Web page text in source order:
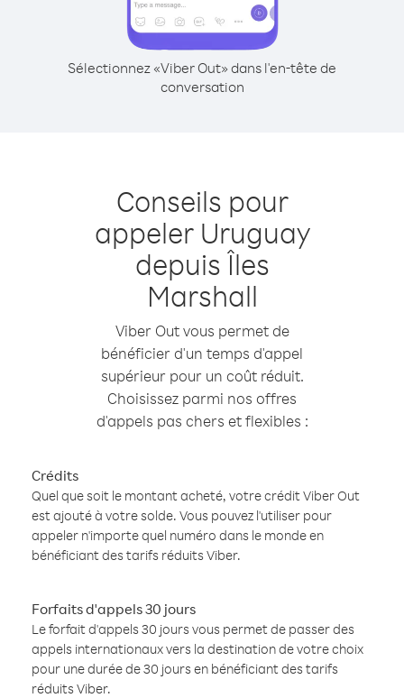
Sélectionnez «Viber Out» dans l'en-tête de
conversation
Conseils pour
appeler Uruguay
depuis Îles
Marshall
Viber Out vous permet de
bénéficier d'un temps d'appel
supérieur pour un coût réduit.
Choisissez parmi nos offres
d'appels pas chers et flexibles :
Crédits
Quel que soit le montant acheté, votre crédit Viber Out
est ajouté à votre solde. Vous pouvez l'utiliser pour
appeler n'importe quel numéro dans le monde en
bénéficiant des tarifs réduits Viber.
Forfaits d'appels 30 jours
Le forfait d'appels 30 jours vous permet de passer des
appels internationaux vers la destination de votre choix
pour une durée de 30 jours en bénéficiant des tarifs
réduits Viber.